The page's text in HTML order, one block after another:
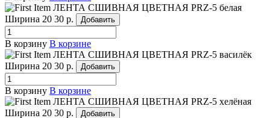
ЛЕНТА СШИВНАЯ ЦВЕТНАЯ PRZ-5 белая
Ширина 20 30 р. Добавить
В корзину В корзине
ЛЕНТА СШИВНАЯ ЦВЕТНАЯ PRZ-5 василёк
Ширина 20 30 р. Добавить
В корзину В корзине
ЛЕНТА СШИВНАЯ ЦВЕТНАЯ PRZ-5 хелёная
Ширина 20 30 р. Добавить